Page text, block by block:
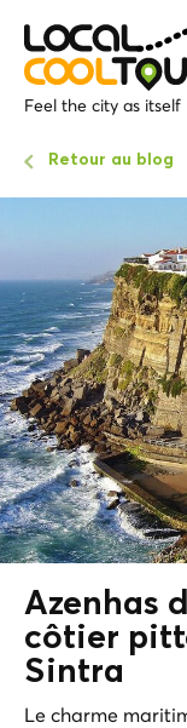
Feel the city as itself
Retour au blog
Azenhas
côtier
Sintra
Le charme